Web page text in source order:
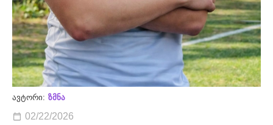
ავტორი: ზმნა
02/22/2026